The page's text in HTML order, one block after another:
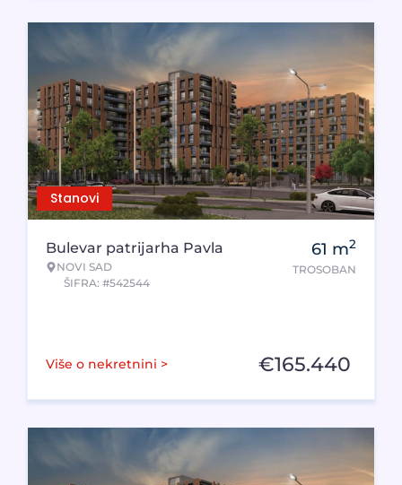
Stanovi
Bulevar patrijarha Pavla
NOVI SAD
ŠIFRA: #542544
61 m2
TROSOBAN
Više o nekretnini > €165.440